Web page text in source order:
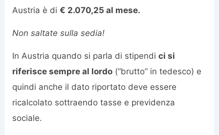
Austria è di € 2.070,25 al mese.
Non saltate sulla sedia!
In Austria quando si parla di stipendi ci si
riferisce sempre al lordo (“brutto” in tedesco) e
quindi anche il dato riportato deve essere
ricalcolato sottraendo tasse e previdenza
sociale.